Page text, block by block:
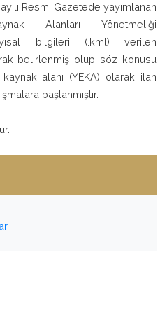
Resmi Gazetede yayımlanan
Alanları Yönetmeliği
bilgileri (.kml) verilen
belirlenmiş olup söz konusu
alanı (YEKA) olarak ilan
başlanmıştır.